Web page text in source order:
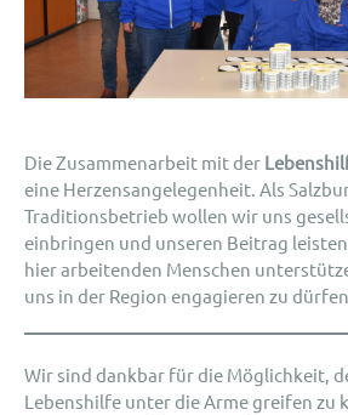
Die Zusammenarbeit mit der
eine Herzensangelegenheit. Als
Traditionsbetrieb wollen wir uns
einbringen und unseren Beitrag
hier arbeitenden Menschen
uns in der Region engagieren zu dürfen.
Wir sind dankbar für die Möglichkeit,
Lebenshilfe unter die Arme greifen zu